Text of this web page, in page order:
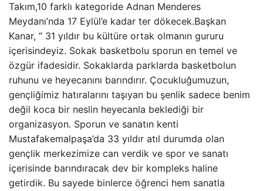
Takım,10 farklı kategoride Adnan Menderes
Meydanı’nda 17 Eylül’e kadar ter dökecek.Başkan
Kanar, ‘’ 31 yıldır bu kültüre ortak olmanın gururu
içerisindeyiz. Sokak basketbolu sporun en temel ve
özgür ifadesidir. Sokaklarda parklarda basketbolun
ruhunu ve heyecanını barındırır. Çocukluğumuzun,
gençliğimiz hatıralarını taşıyan bu şenlik sadece benim
değil koca bir neslin heyecanla beklediği bir
organizasyon. Sporun ve sanatın kenti
Mustafakemalpaşa’da 33 yıldır atıl durumda olan
gençlik merkezimize can verdik ve spor ve sanatı
içerisinde barındıracak dev bir kompleks haline
getirdik. Bu sayede binlerce öğrenci hem sanatla